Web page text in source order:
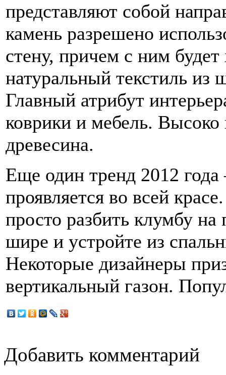
представляют собой
камень разрешено
стену, причем с ним
натуральный текстиль из
Главный атрибут
коврики и мебель. Высоко
древесина.
Еще один тренд 2012 года
проявляется во всей
просто разбить клумбу
шире и устройте из
Некоторые дизайнеры
вертикальный газон.
Добавить комментарий